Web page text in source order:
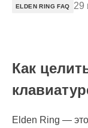
ELDEN RING FAQ 29
Как
Elden Ring —